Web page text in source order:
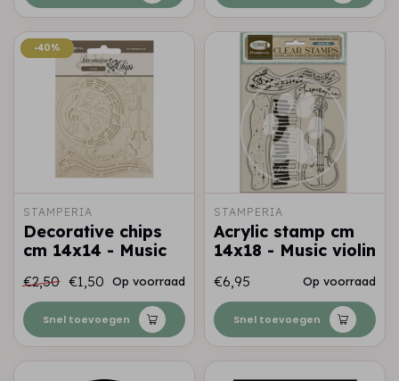
-40%
-40%
STAMPERIA
Decorative chips
cm 14x14 - Music
€2,50 €1,50 Op voorraad
Snel toevoegen
STAMPERIA
Acrylic stamp cm
14x18 - Music violin
€6,95 Op voorraad
Snel toevoegen